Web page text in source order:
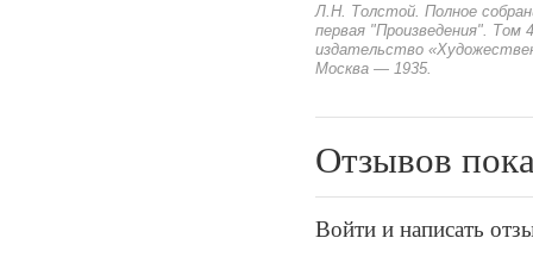
Л.Н. Толстой. Полное
первая "Произведения". Том
издательство
Москва — 1935.
Отзывов
Войти и написать